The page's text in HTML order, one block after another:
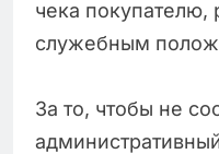
чека покупателю,
служебным
За то, чтобы не